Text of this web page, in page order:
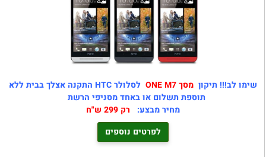
שימו לב!!! תיקון מסך ONE M7
לסלולר HTC התקנה אצלך בבית ללא
תוספת תשלום או באחד מסניפי הרשת
מחיר מבצע: רק 299 ש"ח
לפרטים נוספים